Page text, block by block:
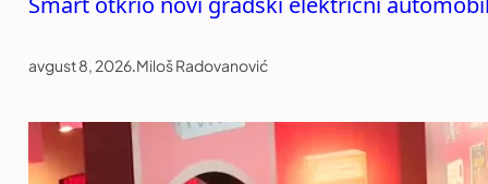
avgust 8, 2026.Miloš Radovanović